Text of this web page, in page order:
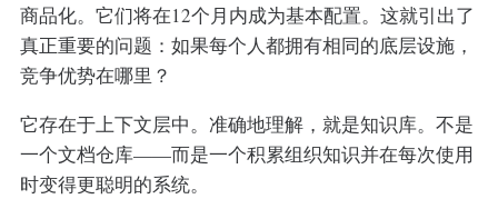
商品化。它们将在12个月内成为基本配置。这就引出了
真正重要的问题：如果每个人都拥有相同的底层设施，
竞争优势在哪里？
它存在于上下文层中。准确地理解，就是知识库。不是
一个文档仓库——而是一个积累组织知识并在每次使用
时变得更聪明的系统。